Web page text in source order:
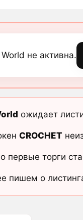
не активна.
ожидает
CROCHET
первые торги
пишем о